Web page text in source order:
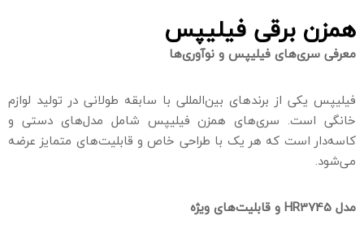
همزن برقی فیلیپس
معرفی سری‌های فیلیپس و نوآوری‌ها
فیلیپس یکی از برندهای بین‌المللی با سابقه طولانی در تولید لوازم
خانگی است. سری‌های همزن فیلیپس شامل مدل‌های دستی و
کاسه‌دار است که هر یک با طراحی خاص و قابلیت‌های متمایز عرضه
می‌شود.
مدلHR3745و قابلیت‌های ویژه